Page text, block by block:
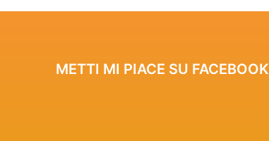
METTI MI PIACE SU FACEBOOK